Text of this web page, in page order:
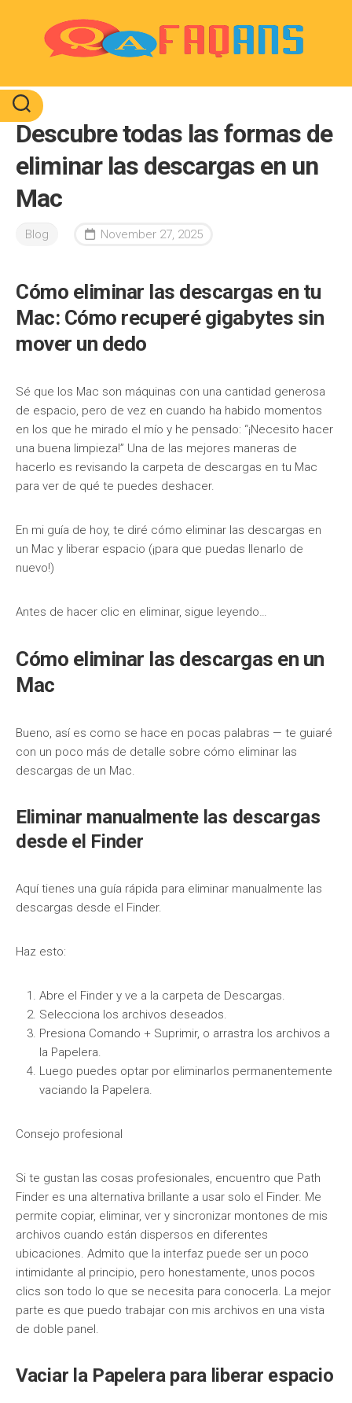
Descubre todas las formas de
eliminar las descargas en un
Mac
Blog November 27, 2025
Cómo eliminar las descargas en tu
Mac: Cómo recuperé gigabytes sin
mover un dedo
Sé que los Mac son máquinas con una cantidad generosa
de espacio, pero de vez en cuando ha habido momentos
en los que he mirado el mío y he pensado: “¡Necesito hacer
una buena limpieza!” Una de las mejores maneras de
hacerlo es revisando la carpeta de descargas en tu Mac
para ver de qué te puedes deshacer.
En mi guía de hoy, te diré cómo eliminar las descargas en
un Mac y liberar espacio (¡para que puedas llenarlo de
nuevo!)
Antes de hacer clic en eliminar, sigue leyendo…
Cómo eliminar las descargas en un
Mac
Bueno, así es como se hace en pocas palabras — te guiaré
con un poco más de detalle sobre cómo eliminar las
descargas de un Mac.
Eliminar manualmente las descargas
desde el Finder
Aquí tienes una guía rápida para eliminar manualmente las
descargas desde el Finder.
Haz esto:
Abre el Finder y ve a la carpeta de Descargas.
Selecciona los archivos deseados.
Presiona Comando + Suprimir, o arrastra los archivos a
la Papelera.
Luego puedes optar por eliminarlos permanentemente
vaciando la Papelera.
Consejo profesional
Si te gustan las cosas profesionales, encuentro que Path
Finder es una alternativa brillante a usar solo el Finder. Me
permite copiar, eliminar, ver y sincronizar montones de mis
archivos cuando están dispersos en diferentes
ubicaciones. Admito que la interfaz puede ser un poco
intimidante al principio, pero honestamente, unos pocos
clics son todo lo que se necesita para conocerla. La mejor
parte es que puedo trabajar con mis archivos en una vista
de doble panel.
Vaciar la Papelera para liberar espacio